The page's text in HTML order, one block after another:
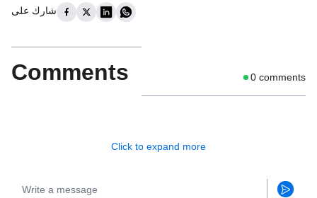
شارك على
Comments 0 comments
Click to expand more